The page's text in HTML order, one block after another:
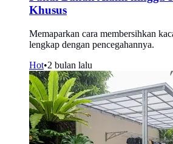
Khusus
Memaparkan cara membersihkan
lengkap dengan pencegahannya.
Hot•2 bulan lalu